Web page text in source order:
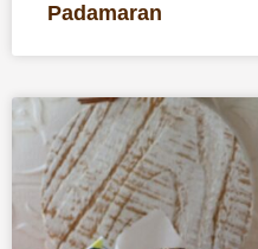
Padamaran